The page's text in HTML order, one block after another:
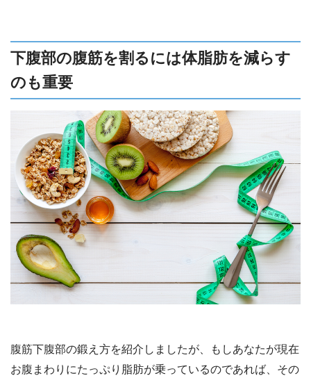
下腹部の腹筋を割るには体脂肪を減らす
のも重要
腹筋下腹部の鍛え方を紹介しましたが、もしあなたが現在
お腹まわりにたっぷり脂肪が乗っているのであれば、その